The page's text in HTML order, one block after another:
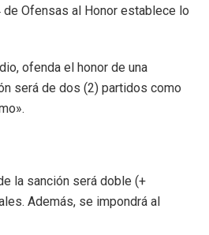
Ofensas al Honor establece lo
ofenda el honor de una
será de dos (2) partidos como
la sanción será doble (+
Además, se impondrá al